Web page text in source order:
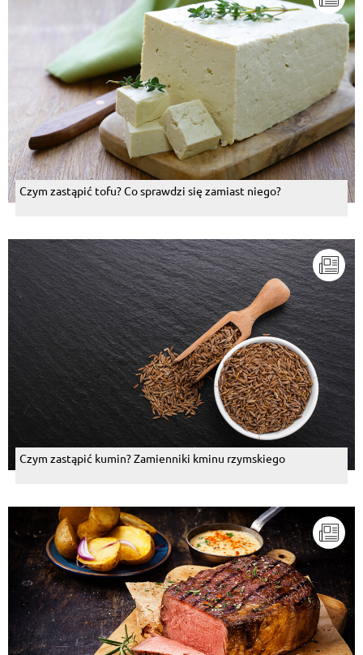
Czym zastąpić tofu? Co sprawdzi się zamiast niego?
Czym zastąpić kumin? Zamienniki kminu rzymskiego